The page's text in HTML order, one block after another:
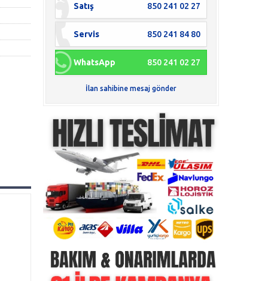
Satış 850 241 02 27
Servis 850 241 84 80
WhatsApp 850 241 02 27
İlan sahibine mesaj gönder